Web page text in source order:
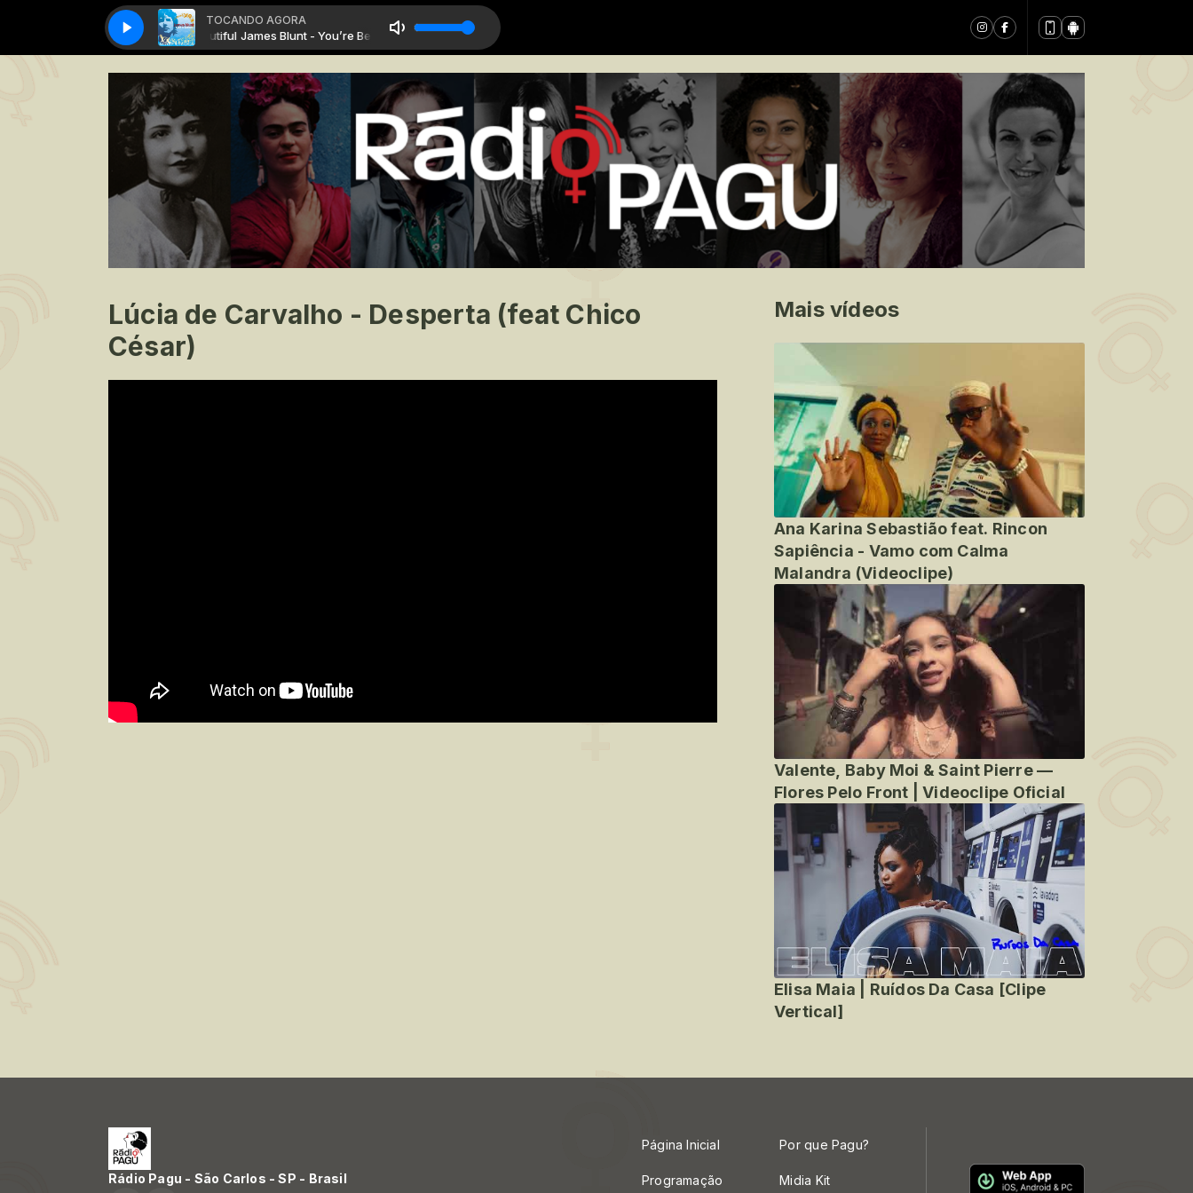
TOCANDO AGORA
James Blunt - You’re Beautiful James Blunt - You’re Beautiful
Lúcia de Carvalho - Desperta (feat Chico
César)
Mais vídeos
Ana Karina Sebastião feat. Rincon
Sapiência - Vamo com Calma
Malandra (Videoclipe)
Valente, Baby Moi & Saint Pierre —
Flores Pelo Front | Videoclipe Oficial
Elisa Maia | Ruídos Da Casa [Clipe
Vertical]
Rádio Pagu - São Carlos - SP - Brasil
Página Inicial
Programação
Por que Pagu?
Midia Kit